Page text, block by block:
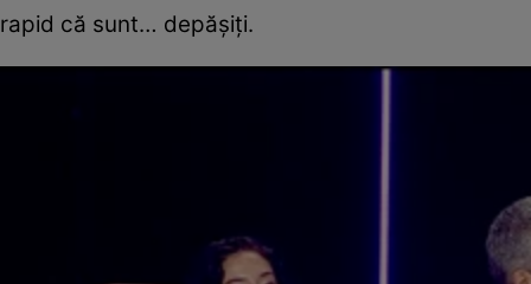
rapid că sunt… depășiți.